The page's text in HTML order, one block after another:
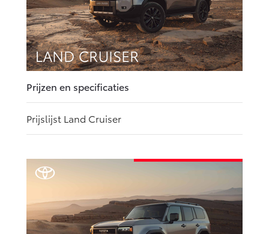
Prijzen en specificaties
Prijslijst Land Cruiser